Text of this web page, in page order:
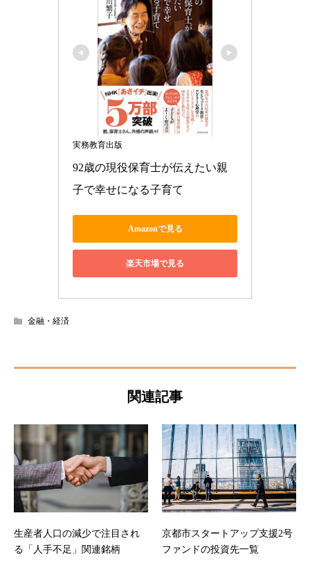
実務教育出版
92歳の現役保育士が伝えたい親
子で幸せになる子育て
Amazonで見る
楽天市場で見る
金融・経済
関連記事
生産者人口の減少で注目され
る「人手不足」関連銘柄
京都市スタートアップ支援2号
ファンドの投資先一覧